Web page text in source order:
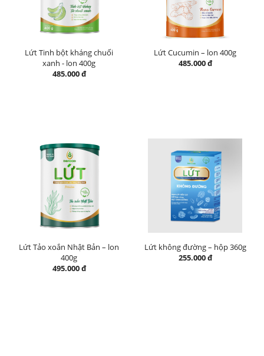
Lứt Tinh bột kháng chuối
xanh - lon 400g
485.000 đ
Lứt Cucumin – lon 400g
485.000 đ
Lứt Tảo xoắn Nhật Bản – lon
400g
495.000 đ
Lứt không đường – hộp 360g
255.000 đ